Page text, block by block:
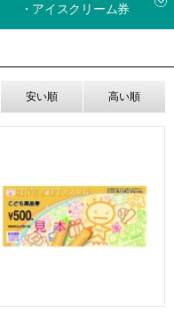
・アイスクリーム券
安い順 高い順